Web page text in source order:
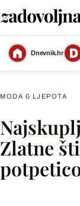
Dnevnik.hr
MODA & LJEPOTA
Zlatne